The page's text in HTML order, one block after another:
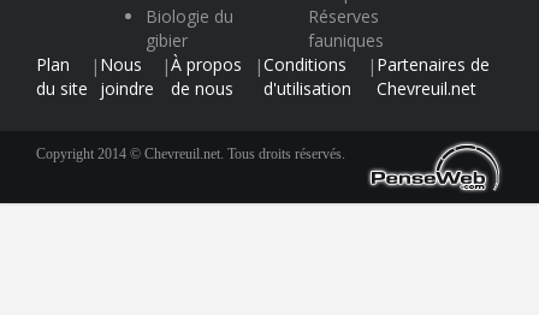
Biologie du
gibier
Réserves
fauniques
Plan
du site
| Nous
joindre
|À propos
de nous
|Conditions
d'utilisation
| Partenaires de
Chevreuil.net
Copyright 2014 © Chevreuil.net. Tous droits réservés.